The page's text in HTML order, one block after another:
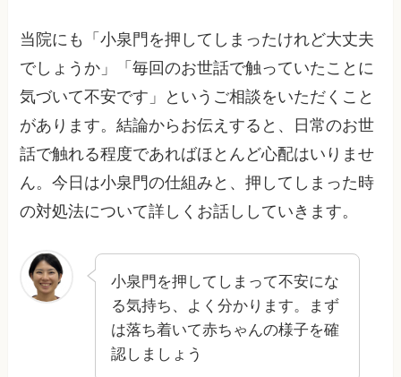
当院にも「小泉門を押してしまったけれど大丈夫
でしょうか」「毎回のお世話で触っていたことに
気づいて不安です」というご相談をいただくこと
があります。結論からお伝えすると、日常のお世
話で触れる程度であればほとんど心配はいりませ
ん。今日は小泉門の仕組みと、押してしまった時
の対処法について詳しくお話ししていきます。
小泉門を押してしまって不安にな
る気持ち、よく分かります。まず
は落ち着いて赤ちゃんの様子を確
認しましょう